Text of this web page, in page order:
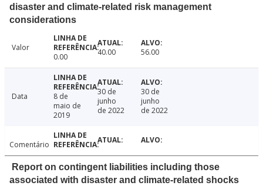
disaster and climate-related risk management
considerations
Valor
0.00
40.00 56.00
Data
8 de
maio de
2019
30 de
junho
de 2022
30 de
junho
de 2022
Comentário
Report on contingent liabilities including those
associated with disaster and climate-related shocks